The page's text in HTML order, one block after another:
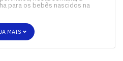
para os bebês nascidos na
MAIS